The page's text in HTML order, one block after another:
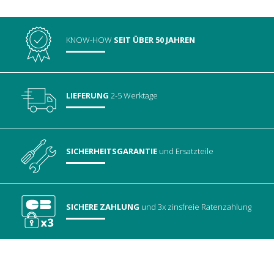
KNOW-HOW SEIT ÜBER 50 JAHREN
LIEFERUNG 2-5 Werktage
SICHERHEITSGARANTIE und Ersatzteile
SICHERE ZAHLUNG und 3x zinsfreie Ratenzahlung